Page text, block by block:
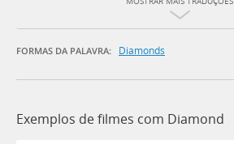
FORMAS DA PALAVRA: Diamonds
Exemplos de filmes com Diamond